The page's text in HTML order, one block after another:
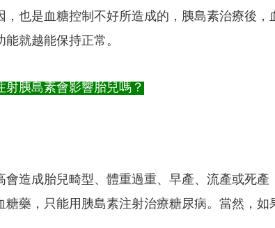
，也是血糖控制不好所造成的，胰島素治療後
能就越能保持正常。
射胰島素會影響胎兒嗎？
會造成胎兒畸型、體重過重、早產、流產或死
糖藥，只能用胰島素注射治療糖尿病。當然，